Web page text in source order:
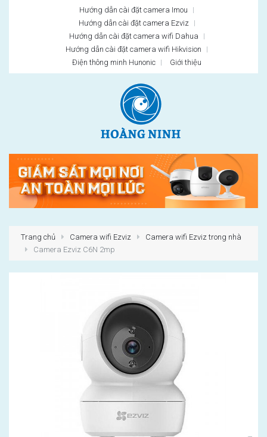
Hướng dẫn cài đặt camera Imou
Hướng dẫn cài đặt camera Ezviz
Hướng dẫn cài đặt camera wifi Dahua
Hướng dẫn cài đặt camera wifi Hikvision
Điện thông minh Hunonic
Giới thiệu
Trang chủ Camera wifi Ezviz
Camera wifi Ezviz trong nhà
Camera Ezviz C6N 2mp